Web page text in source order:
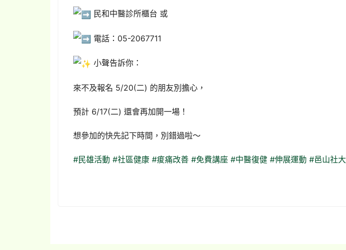
民和中醫診所櫃台 或
電話：05-2067711
小聲告訴你：
來不及報名 5/20(二) 的朋友別擔心，
預計 6/17(二) 還會再加開一場！
想參加的快先記下時間，別錯過啦～
#民雄活動 #社區健康 #痠痛改善 #免費講座 #中醫復健 #伸展運動 #邑山社大